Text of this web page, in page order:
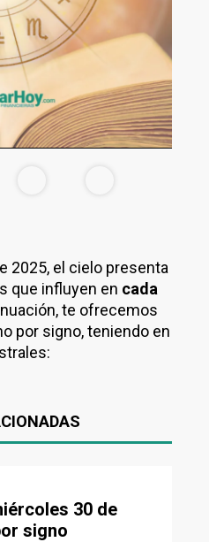
2025, el cielo presenta
que influyen en cada
te ofrecemos
por signo, teniendo en
30 de
signo